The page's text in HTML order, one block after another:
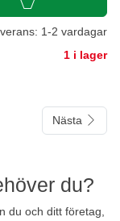
1-2 vardagar
1 i lager
Nästa
du?
du och ditt företag,